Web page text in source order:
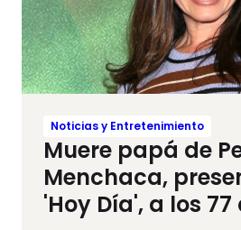
Noticias y Entretenimiento
Muere papá de
Menchaca,
'Hoy Día', a los 77